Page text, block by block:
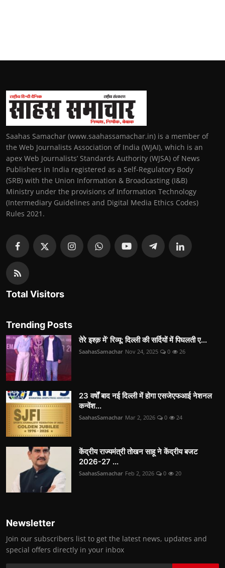
Saahas Samachar (www.saahassamachar.in) is a member of
the Web Journalists Association of India (WJAI), which is an
apex Web Journalists’ Standards Authority (WJSA) of News
Publishers in India registered as a Self-Regulatory Body
(SRB) with the Union Information & Broadcasting (I&B)
Ministry under the provisions of Information Technology
(Intermediary Guidelines and Digital Media Ethics Codes)
Rules 2021.
Total Visitors
Trending Posts
तेरे इश्क़ में’ रिव्यू: दिल्ली की सर्दियों में पिघलती ए...
SaahasSamachar Nov 24, 2025 0 26
23 वर्षों बाद नई दिल्ली में होगा एसजेएफआई नेशनल
कन्वेंश...
SaahasSamachar Mar 2, 2026 0 24
केंद्रीय राज्यमंत्री तोखन साहू ने केंद्रीय बजट
2026-27 ...
SaahasSamachar Feb 2, 2026 0 20
Newsletter
Join our subscribers list to get the latest news, updates and
special offers directly in your inbox